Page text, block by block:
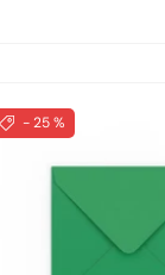
- 25 %